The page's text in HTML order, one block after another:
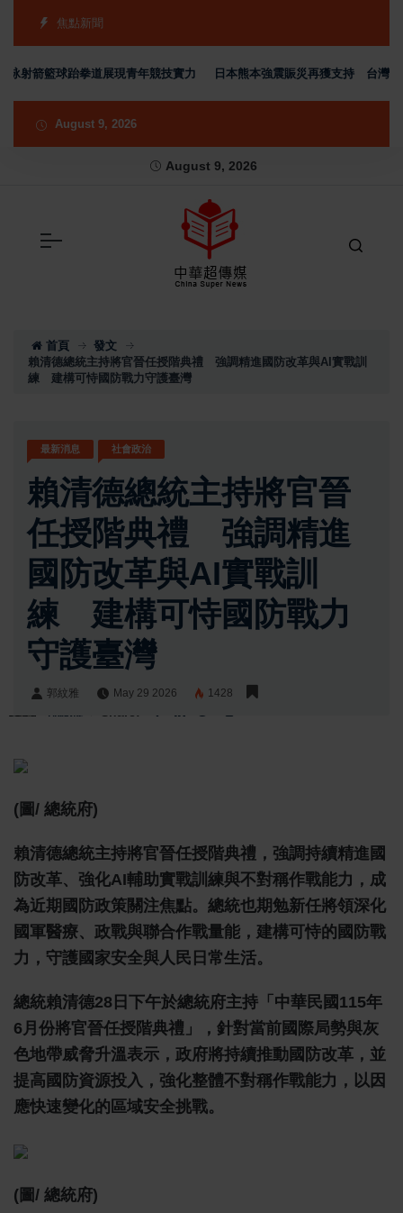
焦點新聞
籃球跆拳道展現青年競技實力 日本熊本強震賑災再獲支持 台灣首廟天
August 9, 2026
August 9, 2026
首頁
發文
賴清德總統主持將官晉任授階典禮 強調精進國防改革與AI實戰訓
練 建構可恃國防戰力守護臺灣
最新消息 社會政治
賴清德總統主持將官晉
任授階典禮 強調精進
國防改革與AI實戰訓
練 建構可恃國防戰力
守護臺灣
郭紋雅 May 29 2026 1428
(圖/ 總統府)
賴清德總統主持將官晉任授階典禮，強調持續精進國
防改革、強化AI輔助實戰訓練與不對稱作戰能力，成
為近期國防政策關注焦點。總統也期勉新任將領深化
國軍醫療、政戰與聯合作戰量能，建構可恃的國防戰
力，守護國家安全與人民日常生活。
總統賴清德28日下午於總統府主持「中華民國115年
6月份將官晉任授階典禮」，針對當前國際局勢與灰
色地帶威脅升溫表示，政府將持續推動國防改革，並
提高國防資源投入，強化整體不對稱作戰能力，以因
應快速變化的區域安全挑戰。
(圖/ 總統府)